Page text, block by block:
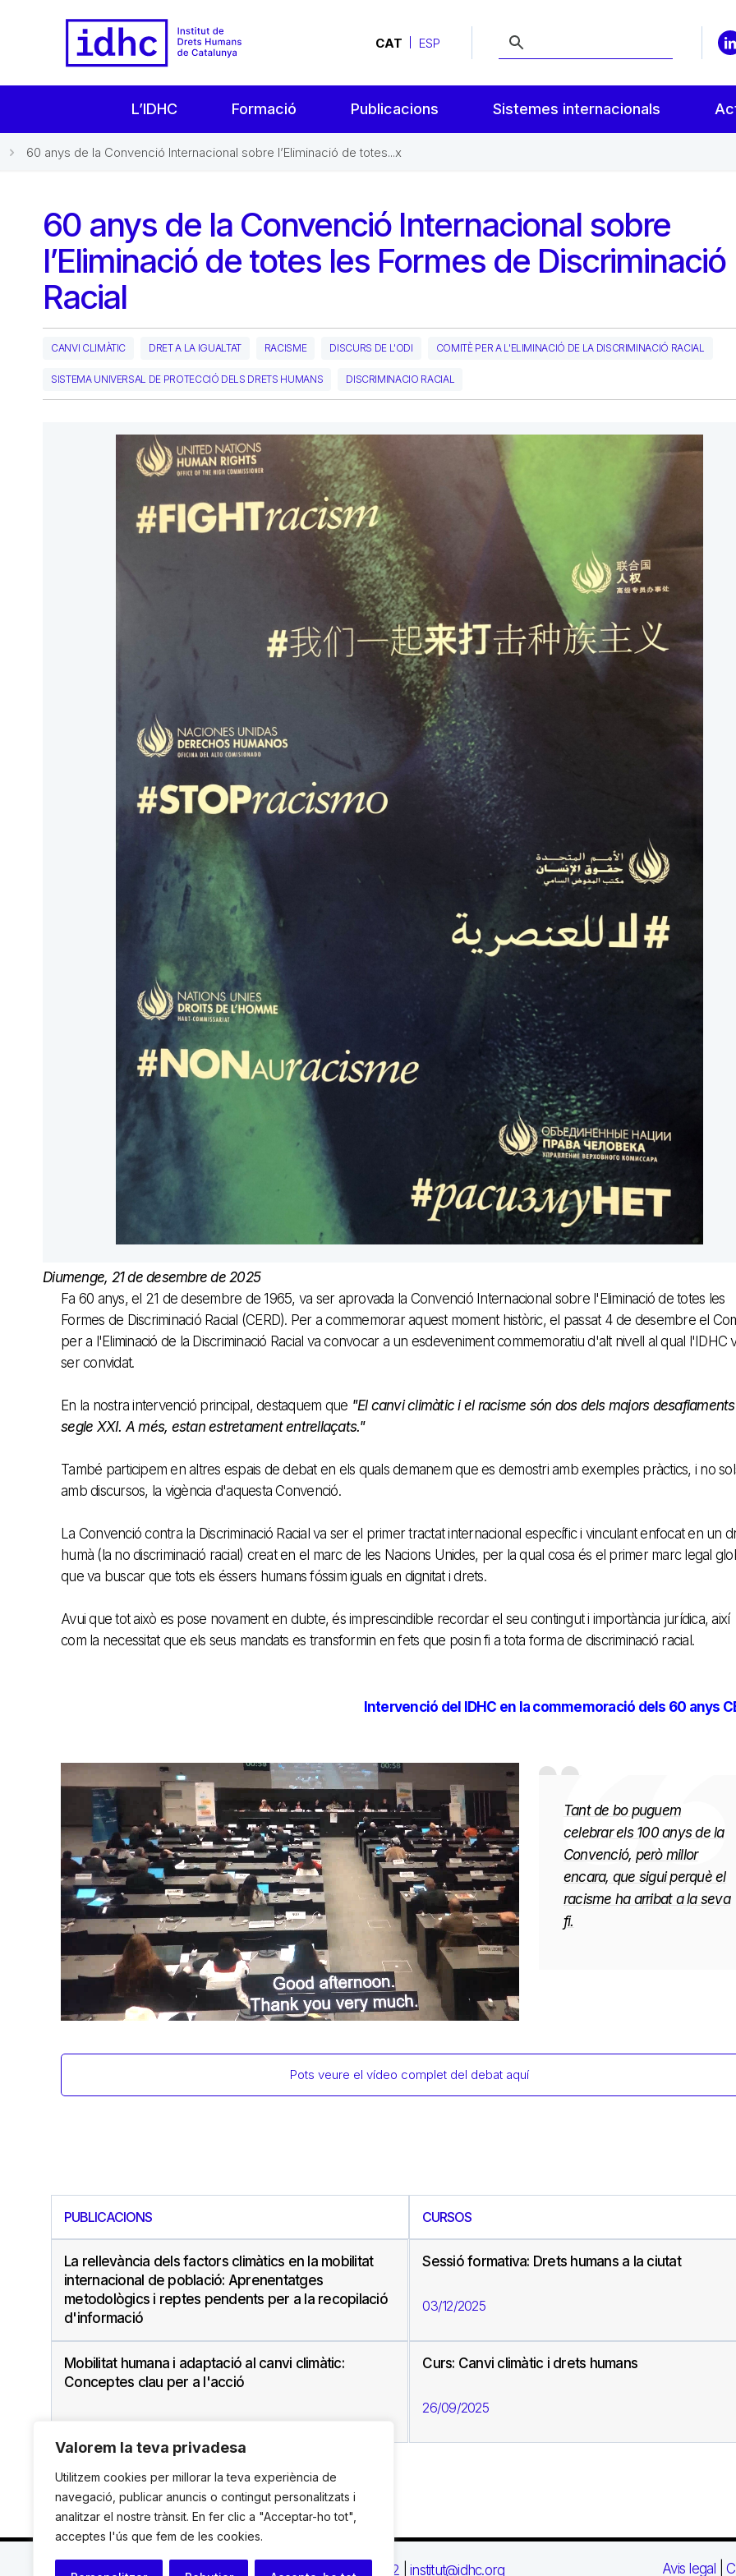
Valorem la teva privadesa
Utilitzem cookies per millorar la teva experiència de
navegació, publicar anuncis o contingut personalitzats i
analitzar el nostre trànsit. En fer clic a "Acceptar-ho tot",
acceptes l'ús que fem de les cookies.
CAT ESP
L’IDHC Formació Publicacions Sistemes internacionals
60 anys de la Convenció Internacional sobre l’Eliminació de totes...x
60 anys de la Convenció Internacional sobre
l’Eliminació de totes les Formes de Discriminació
Racial
CANVI CLIMÀTIC DRET A LA IGUALTAT RACISME DISCURS DE L'ODI COMITÈ PER A L'ELIMINACIÓ DE LA DISCRIMINACIÓ RACIAL
SISTEMA UNIVERSAL DE PROTECCIÓ DELS DRETS HUMANS DISCRIMINACIO RACIAL
Diumenge, 21 de desembre de 2025
Fa 60 anys, el 21 de desembre de 1965, va ser aprovada la Convenció Internacional sobre l'Eliminació de totes les
Formes de Discriminació Racial (CERD). Per a commemorar aquest moment històric, el passat 4 de desembre el
per a l'Eliminació de la Discriminació Racial va convocar a un esdeveniment commemoratiu d'alt nivell al qual l'IDHC
ser convidat.
En la nostra intervenció principal, destaquem que "El canvi climàtic i el racisme són dos dels majors
segle XXI. A més, estan estretament entrellaçats."
També participem en altres espais de debat en els quals demanem que es demostri amb exemples pràctics, i no
amb discursos, la vigència d'aquesta Convenció.
La Convenció contra la Discriminació Racial va ser el primer tractat internacional específic i vinculant enfocat en un
humà (la no discriminació racial) creat en el marc de les Nacions Unides, per la qual cosa és el primer marc legal
que va buscar que tots els éssers humans fóssim iguals en dignitat i drets.
Avui que tot això es pose novament en dubte, és imprescindible recordar el seu contingut i importància jurídica, així
com la necessitat que els seus mandats es transformin en fets que posin fi a tota forma de discriminació racial.
Intervenció del IDHC en la commemoració dels 60 anys
Tant de bo puguem
celebrar els 100 anys de la
Convenció, però millor
encara, que sigui perquè el
racisme ha arribat a la seva
fi.
Pots veure el vídeo complet del debat aquí
PUBLICACIONS
La rellevància dels factors climàtics en la mobilitat
internacional de població: Aprenentatges
metodològics i reptes pendents per a la recopilació
d'informació
Mobilitat humana i adaptació al canvi climàtic:
Conceptes clau per a l'acció
CURSOS
Sessió formativa: Drets humans a la ciutat
03/12/2025
Curs: Canvi climàtic i drets humans
26/09/2025
C. Avinyó 44, 2n | 08002 Barcelona | T.: +34 93 119 03 72 institut@idhc.org Avis legal |